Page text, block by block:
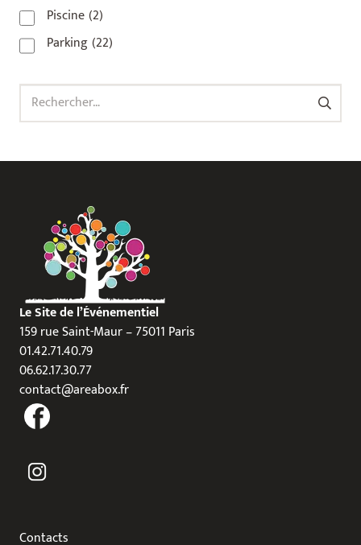
Piscine(2)
Parking(22)
Rechercher :
Le Site de l’Événementiel
159 rue Saint-Maur – 75011 Paris
01.42.71.40.79
06.62.17.30.77
contact@areabox.fr
Contacts